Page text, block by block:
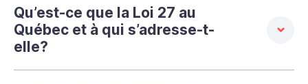
Qu’est-ce que la Loi 27 au
Québec et à qui s’adresse-t-
elle?